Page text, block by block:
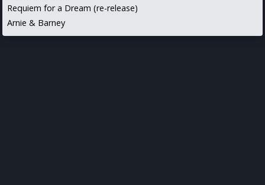
Requiem for a Dream (re-release)
Arnie & Barney